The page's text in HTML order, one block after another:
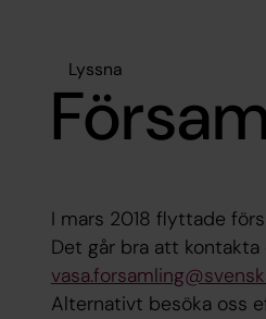
Lyssna
I mars 2018 flyttade
Det går bra att
Alternativt besöka oss